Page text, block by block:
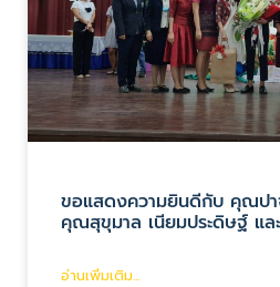
ขอแสดงความยินดีกับ คุณป
คุณสุขุมาล เนียมประดิษฐ์ แ
อ่านเพิ่มเติม...